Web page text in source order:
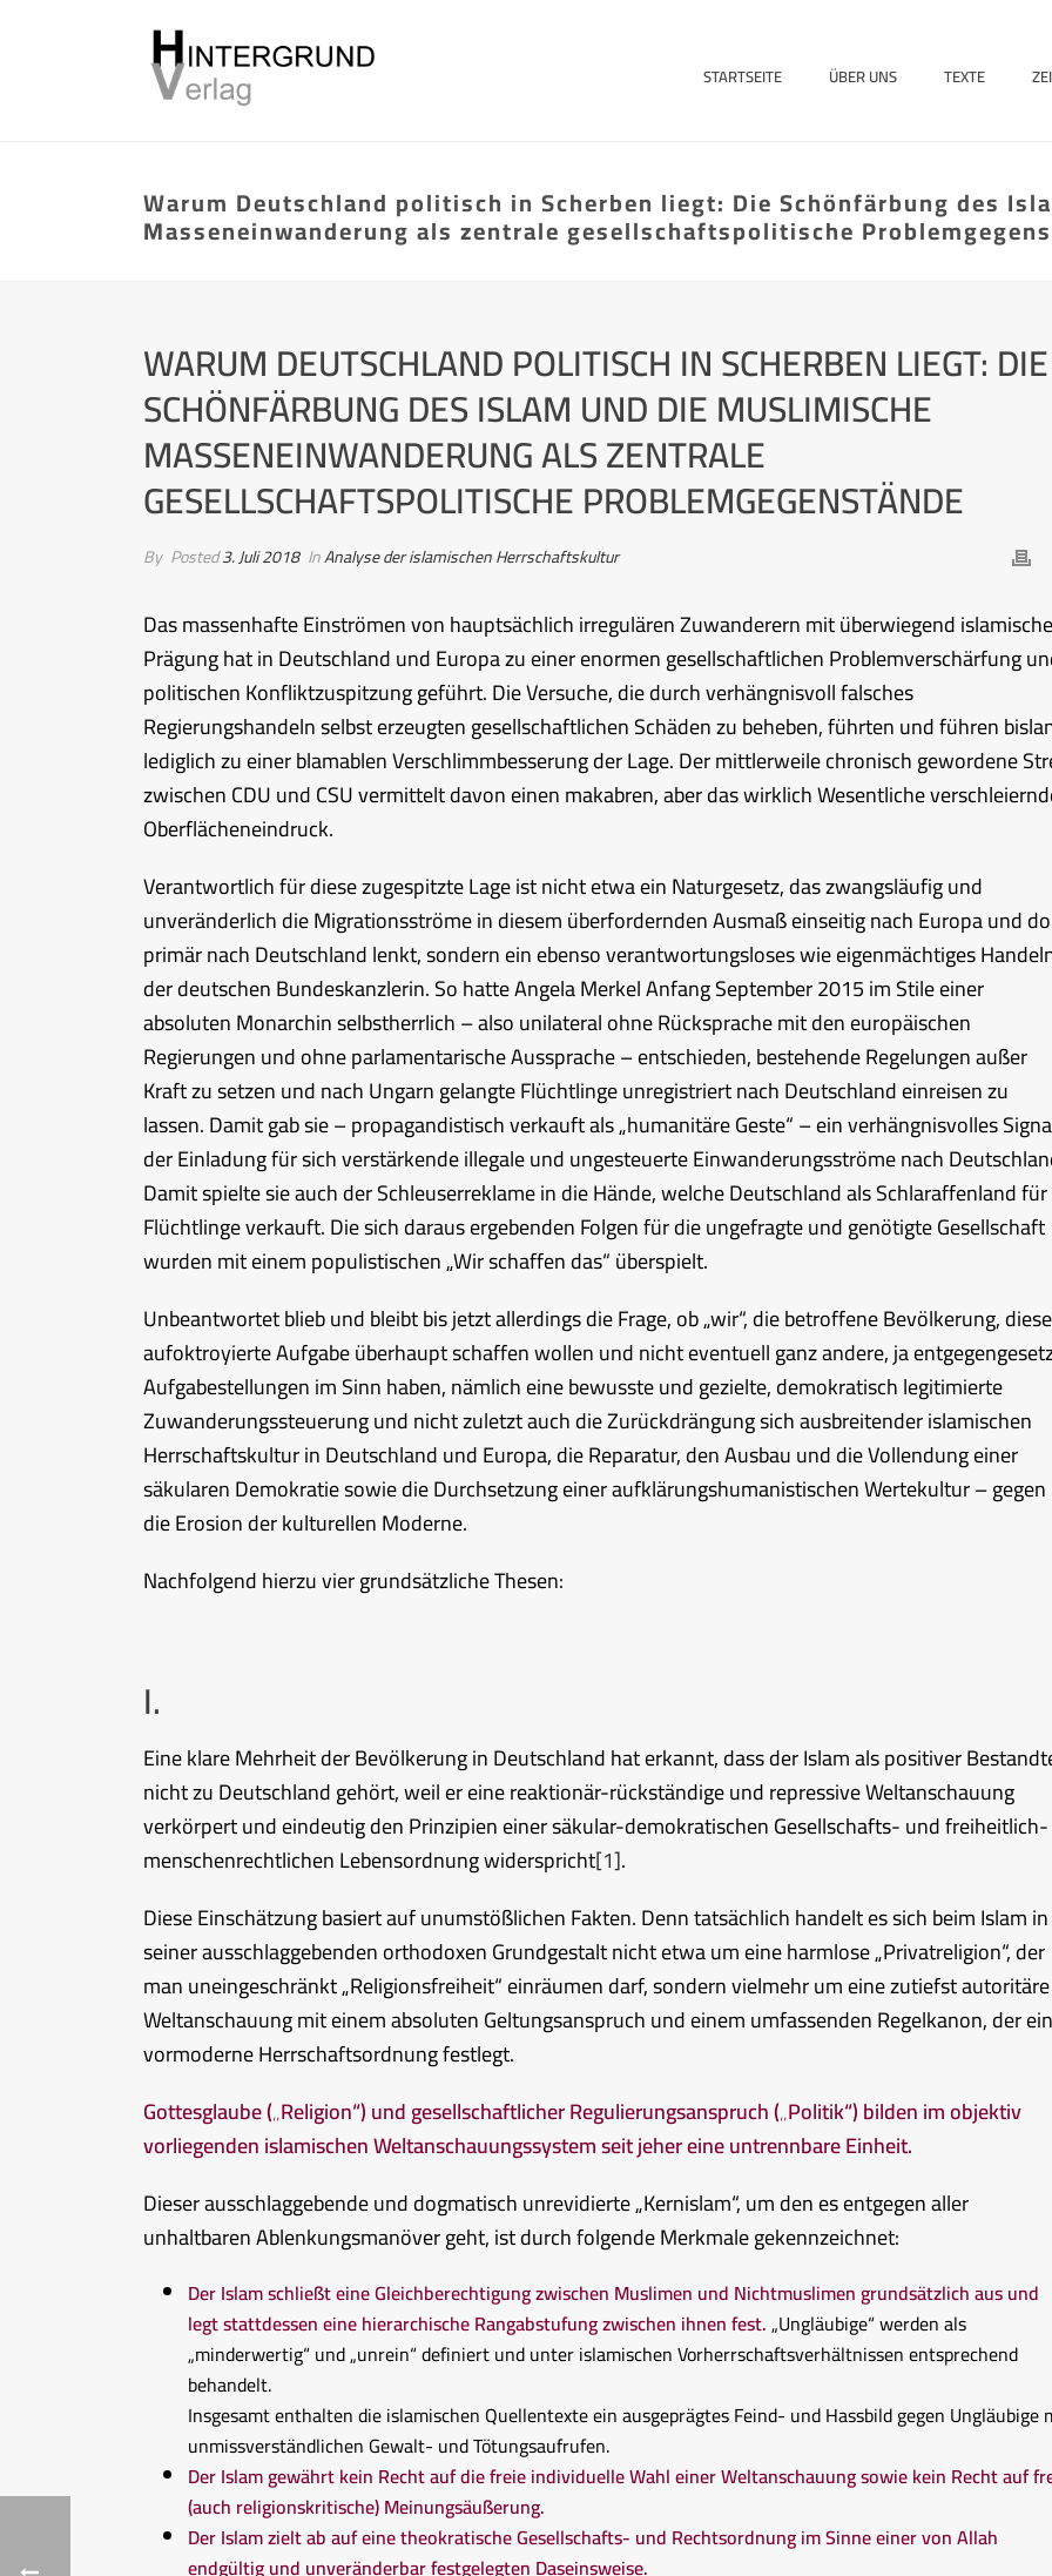
STARTSEITE ÜBER UNS TEXTE
Warum Deutschland politisch in Scherben liegt: Die Schönfärbung des
Masseneinwanderung als zentrale gesellschaftspolitische
WARUM DEUTSCHLAND POLITISCH IN SCHERBEN LIEGT: DIE
SCHÖNFÄRBUNG DES ISLAM UND DIE MUSLIMISCHE
MASSENEINWANDERUNG ALS ZENTRALE
GESELLSCHAFTSPOLITISCHE PROBLEMGEGENSTÄNDE
By Posted3. Juli 2018 InAnalyse der islamischen Herrschaftskultur
Das massenhafte Einströmen von hauptsächlich irregulären Zuwanderern mit überwiegend
Prägung hat in Deutschland und Europa zu einer enormen gesellschaftlichen Problemverschärfung
politischen Konfliktzuspitzung geführt. Die Versuche, die durch verhängnisvoll falsches
Regierungshandeln selbst erzeugten gesellschaftlichen Schäden zu beheben, führten und führen
lediglich zu einer blamablen Verschlimmbesserung der Lage. Der mittlerweile chronisch gewordene
zwischen CDU und CSU vermittelt davon einen makabren, aber das wirklich Wesentliche
Oberflächeneindruck.
Verantwortlich für diese zugespitzte Lage ist nicht etwa ein Naturgesetz, das zwangsläufig und
unveränderlich die Migrationsströme in diesem überfordernden Ausmaß einseitig nach Europa und
primär nach Deutschland lenkt, sondern ein ebenso verantwortungsloses wie eigenmächtiges
der deutschen Bundeskanzlerin. So hatte Angela Merkel Anfang September 2015 im Stile einer
absoluten Monarchin selbstherrlich – also unilateral ohne Rücksprache mit den europäischen
Regierungen und ohne parlamentarische Aussprache – entschieden, bestehende Regelungen außer
Kraft zu setzen und nach Ungarn gelangte Flüchtlinge unregistriert nach Deutschland einreisen zu
lassen. Damit gab sie – propagandistisch verkauft als „humanitäre Geste“ – ein verhängnisvolles
der Einladung für sich verstärkende illegale und ungesteuerte Einwanderungsströme nach
Damit spielte sie auch der Schleuserreklame in die Hände, welche Deutschland als Schlaraffenland für
Flüchtlinge verkauft. Die sich daraus ergebenden Folgen für die ungefragte und genötigte Gesellschaft
wurden mit einem populistischen „Wir schaffen das“ überspielt.
Unbeantwortet blieb und bleibt bis jetzt allerdings die Frage, ob „wir“, die betroffene Bevölkerung, diese
aufoktroyierte Aufgabe überhaupt schaffen wollen und nicht eventuell ganz andere, ja
Aufgabestellungen im Sinn haben, nämlich eine bewusste und gezielte, demokratisch legitimierte
Zuwanderungssteuerung und nicht zuletzt auch die Zurückdrängung sich ausbreitender islamischen
Herrschaftskultur in Deutschland und Europa, die Reparatur, den Ausbau und die Vollendung einer
säkularen Demokratie sowie die Durchsetzung einer aufklärungshumanistischen Wertekultur – gegen
die Erosion der kulturellen Moderne.
Nachfolgend hierzu vier grundsätzliche Thesen:
I.
Eine klare Mehrheit der Bevölkerung in Deutschland hat erkannt, dass der Islam als positiver
nicht zu Deutschland gehört, weil er eine reaktionär-rückständige und repressive Weltanschauung
verkörpert und eindeutig den Prinzipien einer säkular-demokratischen Gesellschafts- und freiheitlich-
menschenrechtlichen Lebensordnung widerspricht[1].
Diese Einschätzung basiert auf unumstößlichen Fakten. Denn tatsächlich handelt es sich beim Islam in
seiner ausschlaggebenden orthodoxen Grundgestalt nicht etwa um eine harmlose „Privatreligion“, der
man uneingeschränkt „Religionsfreiheit“ einräumen darf, sondern vielmehr um eine zutiefst autoritäre
Weltanschauung mit einem absoluten Geltungsanspruch und einem umfassenden Regelkanon, der
vormoderne Herrschaftsordnung festlegt.
Gottesglaube („Religion“) und gesellschaftlicher Regulierungsanspruch („Politik“) bilden im objektiv
vorliegenden islamischen Weltanschauungssystem seit jeher eine untrennbare Einheit.
Dieser ausschlaggebende und dogmatisch unrevidierte „Kernislam“, um den es entgegen aller
unhaltbaren Ablenkungsmanöver geht, ist durch folgende Merkmale gekennzeichnet:
Der Islam schließt eine Gleichberechtigung zwischen Muslimen und Nichtmuslimen grundsätzlich ausund
legt stattdessen eine hierarchische Rangabstufung zwischen ihnen fest.„Ungläubige“ werden als
„minderwertig“ und „unrein“ definiert und unter islamischen Vorherrschaftsverhältnissen entsprechend
behandelt.
Insgesamt enthalten die islamischen Quellentexte ein ausgeprägtes Feind- und Hassbild gegen Ungläubige
unmissverständlichen Gewalt- und Tötungsaufrufen.
Der Islam gewährt kein Recht auf die freie individuelle Wahl einer Weltanschauung sowie kein Recht auf
(auch religionskritische) Meinungsäußerung.
Der Islam zielt ab auf eine theokratische Gesellschafts- und Rechtsordnung im Sinne einer von Allah
endgültig und unveränderbar festgelegten Daseinsweise.